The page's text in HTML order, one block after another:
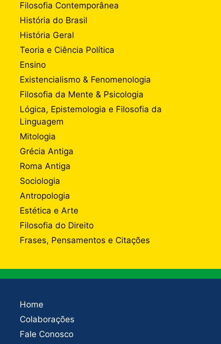
Filosofia Contemporânea
História do Brasil
História Geral
Teoria e Ciência Política
Ensino
Existencialismo & Fenomenologia
Filosofia da Mente & Psicologia
Lógica, Epistemologia e Filosofia da
Linguagem
Mitologia
Grécia Antiga
Roma Antiga
Sociologia
Antropologia
Estética e Arte
Filosofia do Direito
Frases, Pensamentos e Citações
Home
Colaborações
Fale Conosco